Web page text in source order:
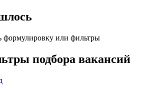
формулировку или фильтры
подбора вакансий